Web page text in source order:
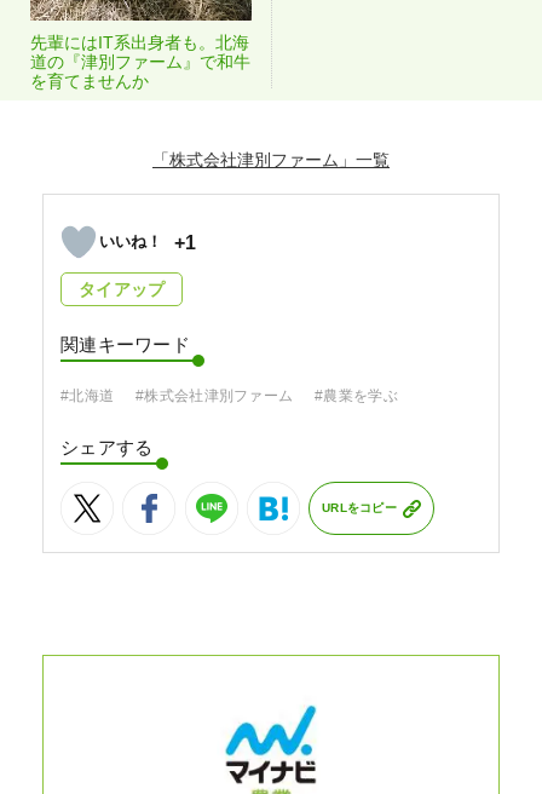
先輩にはIT系出身者も。北海
道の『津別ファーム』で和牛
を育てませんか
「株式会社津別ファーム」
+1
タイアップ
関連キーワード
#北海道 #株式会社津別ファーム #農業を学ぶ
シェアする
URLをコピー